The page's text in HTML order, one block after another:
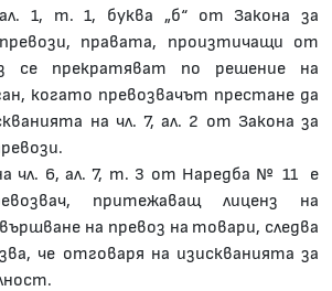
ал. 1, т. 1, буква „б“ от Закона за
правата, произтичащи от
се прекратяват по решение на
когато превозвачът престане да
на чл. 7, ал. 2 от Закона за
чл. 6, ал. 7, т. 3 от Наредба № 11 е
притежаващ лиценз на
на превоз на товари, следва
че отговаря на изискванията за